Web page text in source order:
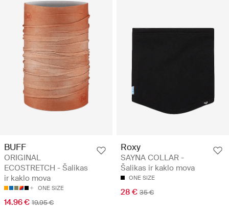
BUFF
ORIGINAL
ECOSTRETCH - Šalikas
ir kaklo mova
ONE SIZE
14.96 € 19.95 €
Roxy
SAYNA COLLAR -
Šalikas ir kaklo mova
ONE SIZE
28 € 35 €